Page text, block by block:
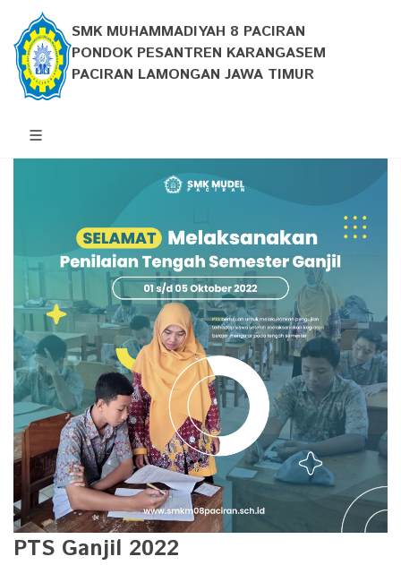
SMK MUHAMMADIYAH 8 PACIRAN
PONDOK PESANTREN KARANGASEM
PACIRAN LAMONGAN JAWA TIMUR
PTS Ganjil 2022